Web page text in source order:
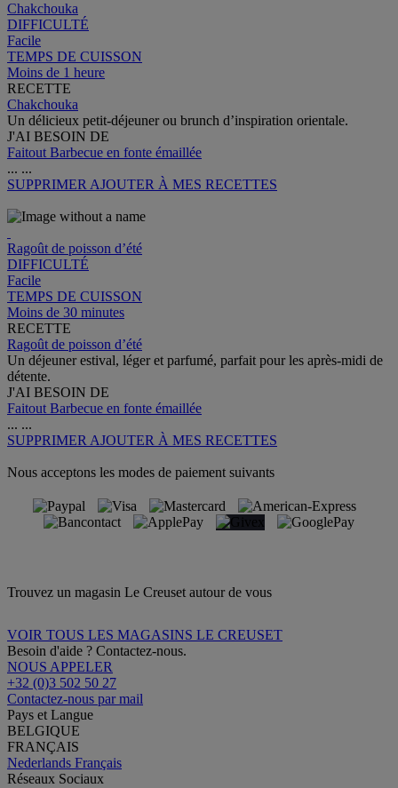
Chakchouka
DIFFICULTÉ
Facile
TEMPS DE CUISSON
Moins de 1 heure
RECETTE
Chakchouka
Un délicieux petit-déjeuner ou brunch d’inspiration orientale.
J'AI BESOIN DE
Faitout Barbecue en fonte émaillée
... ...
SUPPRIMER AJOUTER À MES RECETTES
Ragoût de poisson d’été
DIFFICULTÉ
Facile
TEMPS DE CUISSON
Moins de 30 minutes
RECETTE
Ragoût de poisson d’été
Un déjeuner estival, léger et parfumé, parfait pour les après‑midi de
détente.
J'AI BESOIN DE
Faitout Barbecue en fonte émaillée
... ...
SUPPRIMER AJOUTER À MES RECETTES
Nous acceptons les modes de paiement suivants
Trouvez un magasin Le Creuset autour de vous
VOIR TOUS LES MAGASINS LE CREUSET
Besoin d'aide ? Contactez-nous.
NOUS APPELER
+32 (0)3 502 50 27
Contactez-nous par mail
Pays et Langue
BELGIQUE
FRANÇAIS
Nederlands Français
Réseaux Sociaux